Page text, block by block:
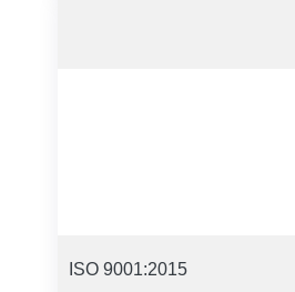
ISO 9001:2015